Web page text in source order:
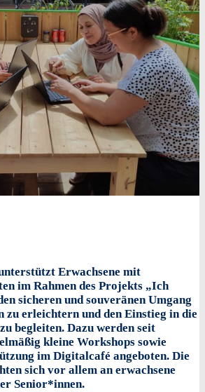
Erwachsene mit
im Rahmen des Projekts „Ich
sicheren und souveränen Umgang
erleichtern und den Einstieg in die
begleiten. Dazu werden seit
kleine Workshops sowie
im Digitalcafé angeboten. Die
sich vor allem an erwachsene
Senior*innen.